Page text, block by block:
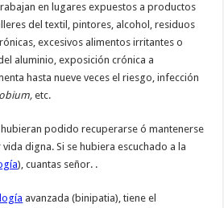
en lugares expuestos a productos
del textil, pintores, alcohol, residuos
excesivos alimentos irritantes o
aluminio, exposición crónica a
hasta nueve veces el riesgo, infección
etc.
hubieran podido recuperarse ó mantenerse
digna. Si se hubiera escuchado a la
), cuantas señor. .
avanzada (binipatia), tiene el